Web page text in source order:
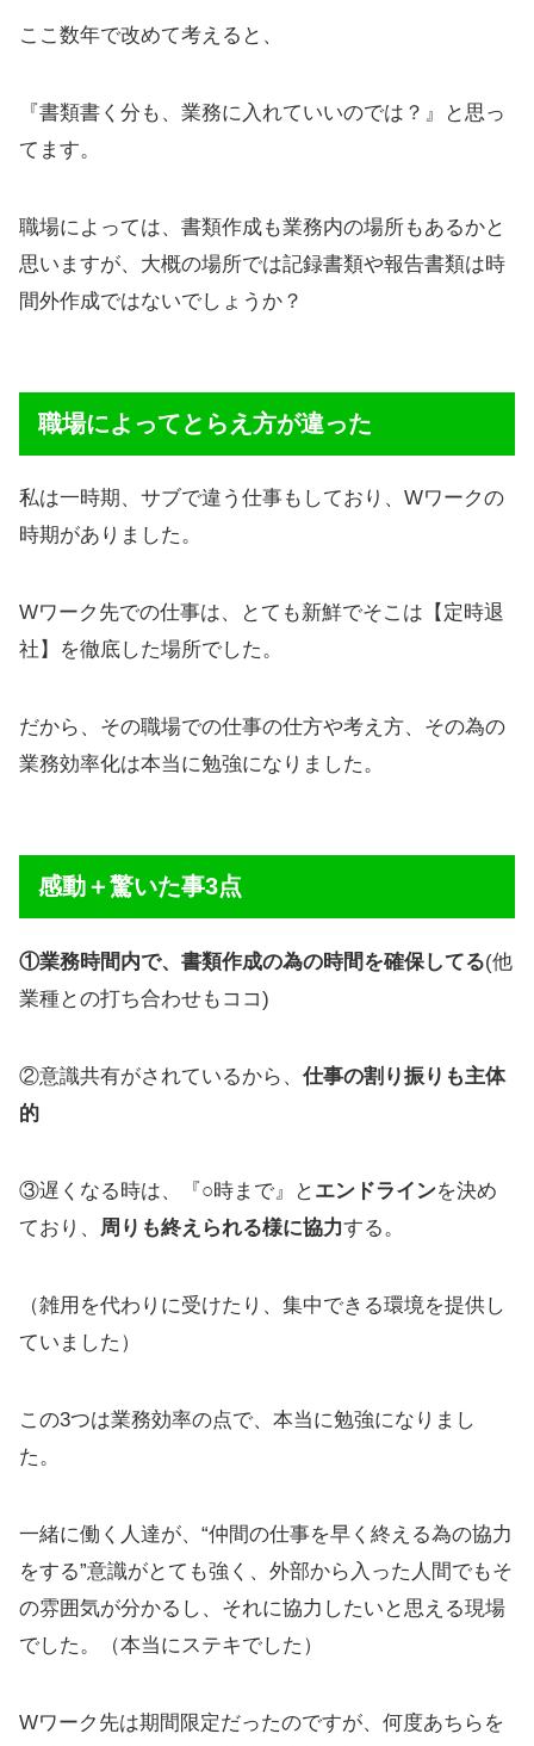
ここ数年で改めて考えると、
『書類書く分も、業務に入れていいのでは？』と思っ
てます。
職場によっては、書類作成も業務内の場所もあるかと
思いますが、大概の場所では記録書類や報告書類は時
間外作成ではないでしょうか？
職場によってとらえ方が違った
私は一時期、サブで違う仕事もしており、Wワークの
時期がありました。
Wワーク先での仕事は、とても新鮮でそこは【定時退
社】を徹底した場所でした。
だから、その職場での仕事の仕方や考え方、その為の
業務効率化は本当に勉強になりました。
感動＋驚いた事3点
①業務時間内で、書類作成の為の時間を確保してる(他
業種との打ち合わせもココ)
②意識共有がされているから、 仕事の割り振りも主体
的
③遅くなる時は、『○時まで』と エンドラインを決め
ており、
周りも終えられる様に協力する。
（雑用を代わりに受けたり、集中できる環境を提供し
ていました）
この3つは業務効率の点で、本当に勉強になりまし
た。
一緒に働く人達が、“仲間の仕事を早く終える為の協力
をする”意識がとても強く、外部から入った人間でもそ
の雰囲気が分かるし、それに協力したいと思える現場
でした。（本当にステキでした）
Wワーク先は期間限定だったのですが、何度あちらを